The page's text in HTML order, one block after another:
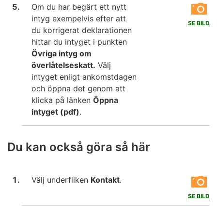
SE BILD
Om du har begärt ett nytt
intyg exempelvis efter att
du korrigerat deklarationen
hittar du intyget i punkten
Övriga intyg om
överlåtelseskatt. Välj
intyget enligt ankomstdagen
och öppna det genom att
klicka på länken Öppna
intyget (pdf).
Du kan också göra så här
SE BILD
Välj underfliken Kontakt.